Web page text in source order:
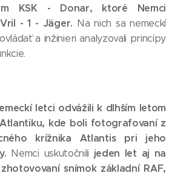
KSK - Donar, ktoré Nemci
- 1 - Jäger. Na nich sa nemeckí
a inžinieri analyzovali princípy
letci odvážili k dlhším letom
kde boli fotografovaní z
krížnika Atlantis pri jeho
Nemci uskutočnili jeden let aj na
snímok základní RAF,